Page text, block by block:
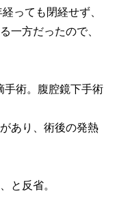
っても閉経せず、
一方だったので、
手術。腹腔鏡下手術
あり、術後の発熱
と反省。